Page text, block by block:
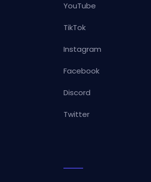
YouTube
TikTok
Instagram
Facebook
Discord
Twitter